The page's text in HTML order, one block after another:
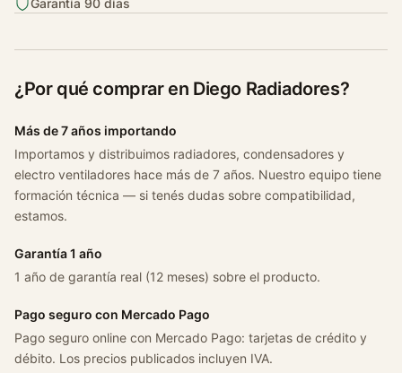
5
f
x
s
u
r
a
n
s
a
v
i
Garantía 90 días
¿Por qué comprar en Diego Radiadores?
Más de 7 años importando
Importamos y distribuimos radiadores, condensadores y
electro ventiladores hace más de 7 años. Nuestro equipo tiene
formación técnica — si tenés dudas sobre compatibilidad,
estamos.
Garantía 1 año
1 año de garantía real (12 meses) sobre el producto.
Pago seguro con Mercado Pago
Pago seguro online con Mercado Pago: tarjetas de crédito y
débito. Los precios publicados incluyen IVA.